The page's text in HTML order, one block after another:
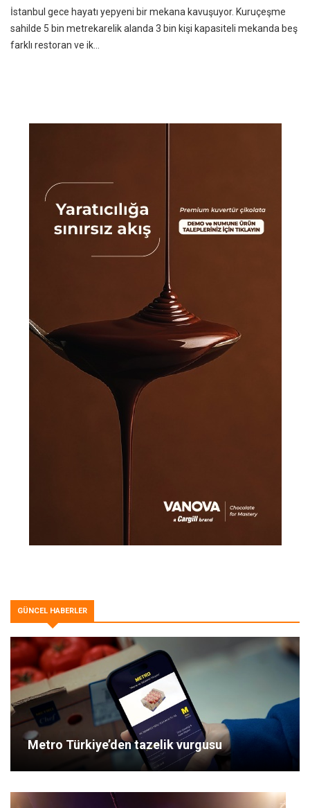
İstanbul gece hayatı yepyeni bir mekana kavuşuyor. Kuruçeşme
sahilde 5 bin metrekarelik alanda 3 bin kişi kapasiteli mekanda beş
farklı restoran ve ik...
GÜNCEL HABERLER
Metro Türkiye’den tazelik vurgusu